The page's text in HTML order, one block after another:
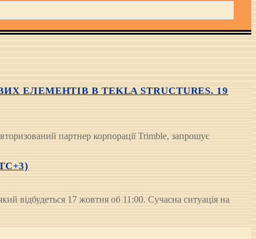
В TEKLA STRUCTURES. 19
партнер корпорації Trimble, запрошує
17 жовтня об 11:00. Сучасна ситуація на